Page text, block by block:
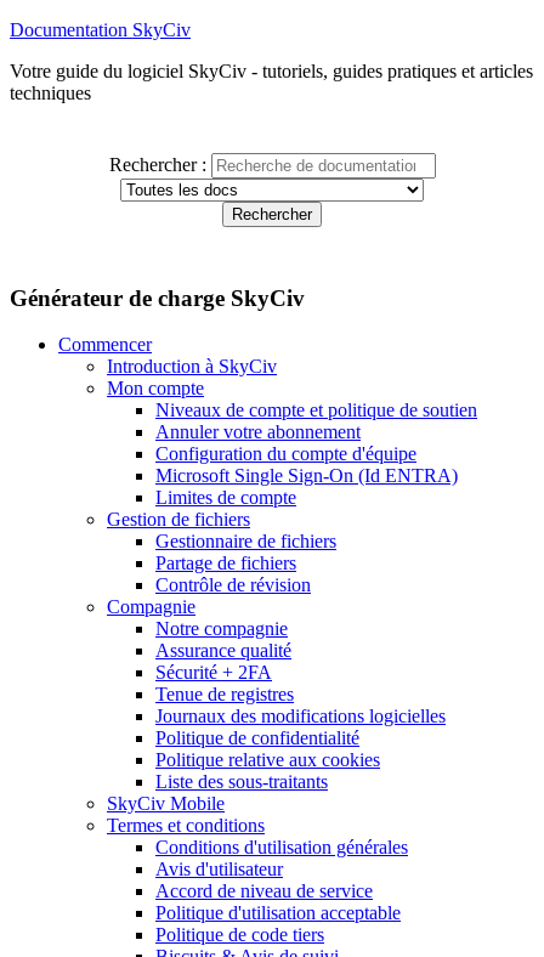
Documentation SkyCiv
Votre guide du logiciel SkyCiv - tutoriels, guides pratiques et articles
techniques
Rechercher :
Générateur de charge SkyCiv
Commencer
Introduction à SkyCiv
Mon compte
Niveaux de compte et politique de soutien
Annuler votre abonnement
Configuration du compte d'équipe
Microsoft Single Sign-On (Id ENTRA)
Limites de compte
Gestion de fichiers
Gestionnaire de fichiers
Partage de fichiers
Contrôle de révision
Compagnie
Notre compagnie
Assurance qualité
Sécurité + 2FA
Tenue de registres
Journaux des modifications logicielles
Politique de confidentialité
Politique relative aux cookies
Liste des sous-traitants
SkyCiv Mobile
Termes et conditions
Conditions d'utilisation générales
Avis d'utilisateur
Accord de niveau de service
Politique d'utilisation acceptable
Politique de code tiers